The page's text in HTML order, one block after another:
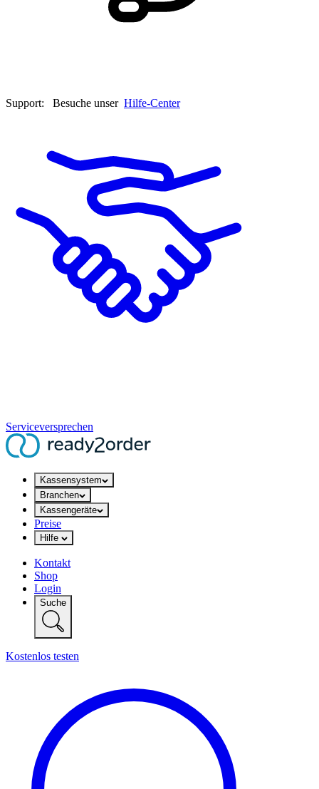
Support: Besuche unser Hilfe-Center
Serviceversprechen
Kassensystem
Branchen
Kassengeräte
Preise
Hilfe
Kontakt
Shop
Login
Suche
Kostenlos testen